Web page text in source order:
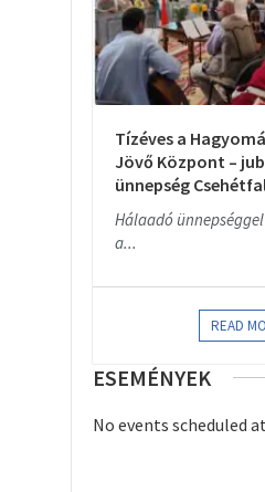
Tízéves a
Jövő Központ –
ünnepség
Hálaadó
a...
READ
ESEMÉNYEK
No events scheduled